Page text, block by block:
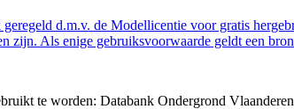
d.m.v. de Modellicentie voor gratis
zijn. Als enige gebruiksvoorwaarde geldt een
te worden: Databank Ondergrond